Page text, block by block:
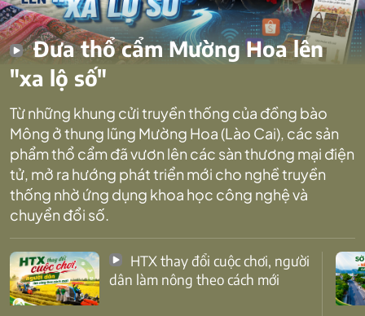
Đưa thổ cẩm Mường Hoa lên
"xa lộ số"
Từ những khung cửi truyền thống của đồng bào
Mông ở thung lũng Mường Hoa (Lào Cai), các sản
phẩm thổ cẩm đã vươn lên các sàn thương mại điện
tử, mở ra hướng phát triển mới cho nghề truyền
thống nhờ ứng dụng khoa học công nghệ và
chuyển đổi số.
dân làm nông theo cách mới